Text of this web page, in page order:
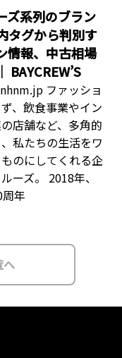
ズ系列のブラン
タグから判別す
情報、中古相場
BAYCREW’S
ファッショ
、飲食事業やイン
店舗など、多角的
私たちの生活をワ
のにしてくれる企
ーズ。 2018年、
年
へ